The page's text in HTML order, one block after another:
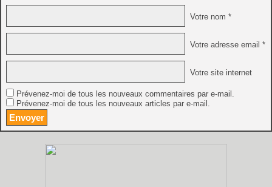
Votre nom *
Votre adresse email *
Votre site internet
Prévenez-moi de tous les nouveaux commentaires par e-mail.
Prévenez-moi de tous les nouveaux articles par e-mail.